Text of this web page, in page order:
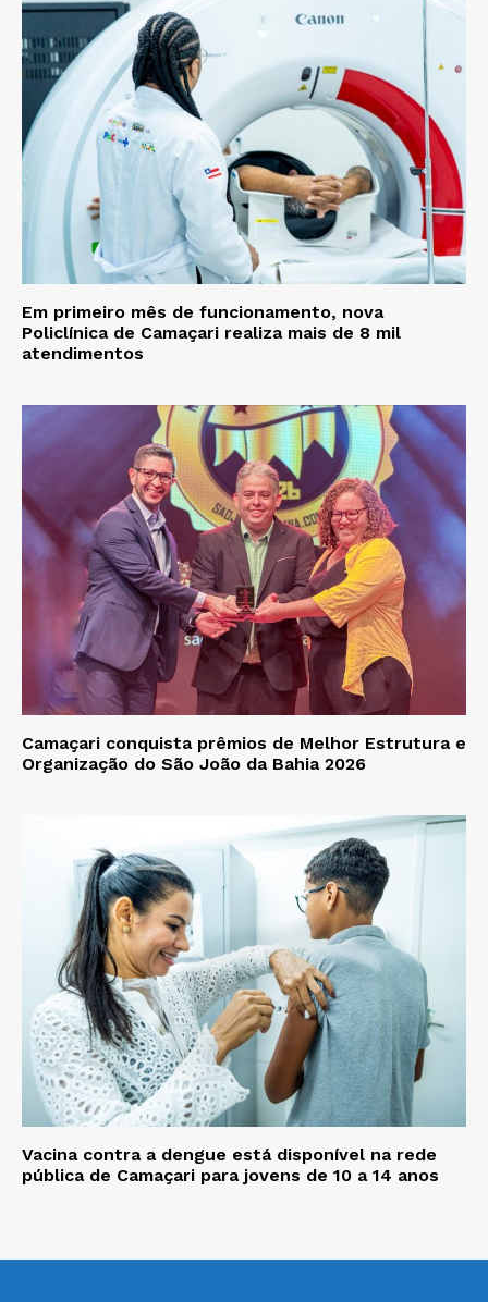
Em primeiro mês de funcionamento, nova
Policlínica de Camaçari realiza mais de 8 mil
atendimentos
Camaçari conquista prêmios de Melhor Estrutura e
Organização do São João da Bahia 2026
Vacina contra a dengue está disponível na rede
pública de Camaçari para jovens de 10 a 14 anos